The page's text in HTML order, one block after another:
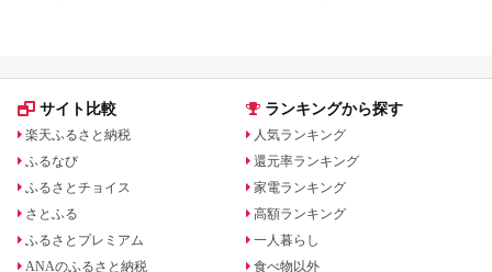
サイト比較
楽天ふるさと納税
ふるなび
ふるさとチョイス
さとふる
ふるさとプレミアム
ANAのふるさと納税
ランキングから探す
人気ランキング
還元率ランキング
家電ランキング
高額ランキング
一人暮らし
食べ物以外